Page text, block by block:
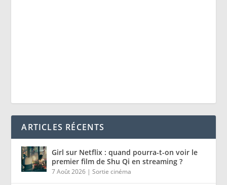
ARTICLES RÉCENTS
Girl sur Netflix : quand pourra-t-on voir le
premier film de Shu Qi en streaming ?
7 Août 2026 |Sortie cinéma